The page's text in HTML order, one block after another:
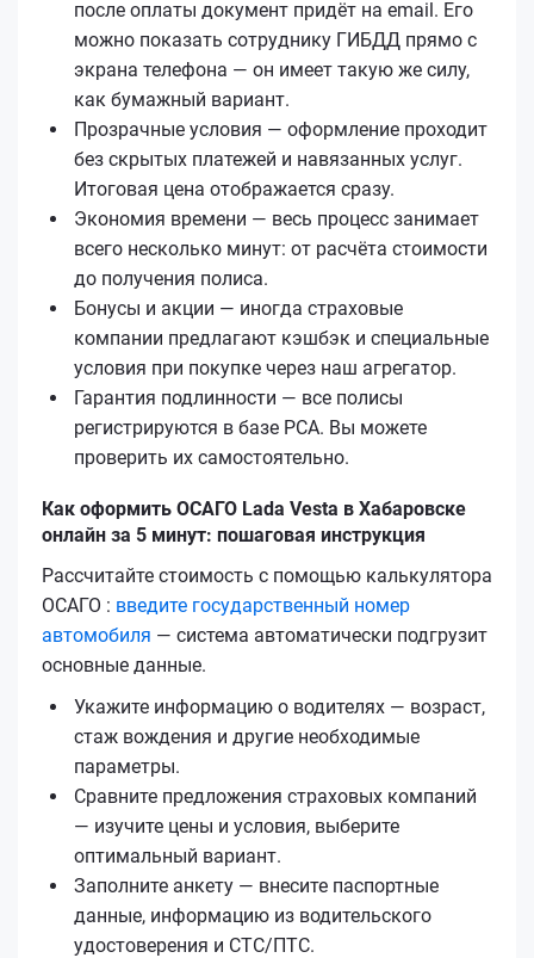
после оплаты документ придёт на email. Его
можно показать сотруднику ГИБДД прямо с
экрана телефона — он имеет такую же силу,
как бумажный вариант.
Прозрачные условия — оформление проходит
без скрытых платежей и навязанных услуг.
Итоговая цена отображается сразу.
Экономия времени — весь процесс занимает
всего несколько минут: от расчёта стоимости
до получения полиса.
Бонусы и акции — иногда страховые
компании предлагают кэшбэк и специальные
условия при покупке через наш агрегатор.
Гарантия подлинности — все полисы
регистрируются в базе РСА. Вы можете
проверить их самостоятельно.
Как оформить ОСАГО Lada Vesta в Хабаровске
онлайн за 5 минут: пошаговая инструкция
Рассчитайте стоимость с помощью калькулятора
ОСАГО : введите государственный номер
автомобиля — система автоматически подгрузит
основные данные.
Укажите информацию о водителях — возраст,
стаж вождения и другие необходимые
параметры.
Сравните предложения страховых компаний
— изучите цены и условия, выберите
оптимальный вариант.
Заполните анкету — внесите паспортные
данные, информацию из водительского
удостоверения и СТС/ПТС.